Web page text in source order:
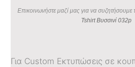
Επικοινωνήστε μαζί μας για να συζητήσουμε
Tshirt Βυσσινί 032p
Για Custom Εκτυπώσεις σε